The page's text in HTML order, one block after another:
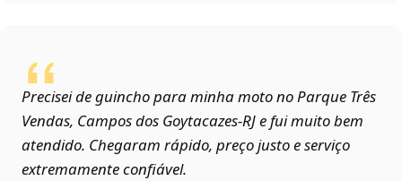
Precisei de guincho para minha moto no Parque Três
Vendas, Campos dos Goytacazes‑RJ e fui muito bem
atendido. Chegaram rápido, preço justo e serviço
extremamente confiável.